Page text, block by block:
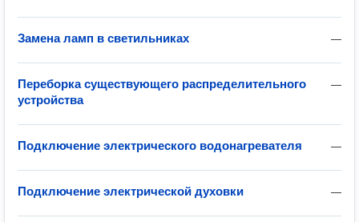
—
Замена ламп в светильниках
—
Переборка существующего распределительного
устройства
—
Подключение электрического водонагревателя
—
Подключение электрической духовки